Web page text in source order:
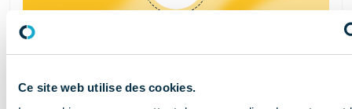
Ce site web utilise des cookies.